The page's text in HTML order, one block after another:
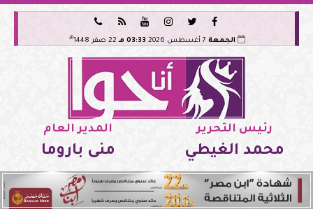






الجمعة 03:33 مـ 22 صفر 1448 هـ
رئيس التحرير
محمد الغيطي
المدير العام
منى باروما